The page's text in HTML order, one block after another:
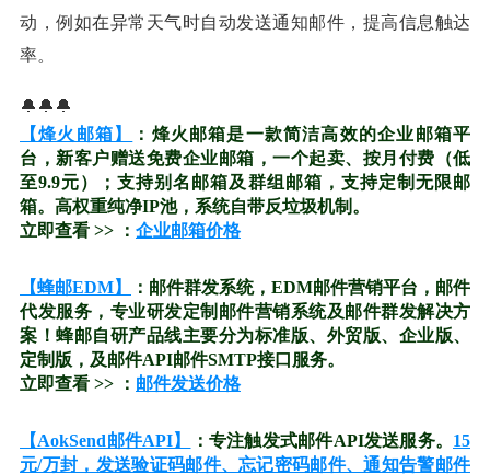
动，例如在异常天气时自动发送通知邮件，提高信息触达
率。
🔔🔔🔔
【烽火邮箱】
：烽火邮箱是一款简洁高效的企业邮箱平
台，新客户赠送免费企业邮箱，一个起卖、按月付费（低
至9.9元）；支持别名邮箱及群组邮箱，支持定制无限邮
箱。高权重纯净IP池，系统自带反垃圾机制。
立即查看 >> ： 企业邮箱价格
【蜂邮EDM】
：邮件群发系统，EDM邮件营销平台，邮件
代发服务，专业研发定制邮件营销系统及邮件群发解决方
案！蜂邮自研产品线主要分为标准版、外贸版、企业版、
定制版，及邮件API邮件SMTP接口服务。
立即查看 >> ： 邮件发送价格
【AokSend邮件API】 ：专注触发式邮件API发送服务。 15
元/万封，发送验证码邮件、忘记密码邮件、通知告警邮件